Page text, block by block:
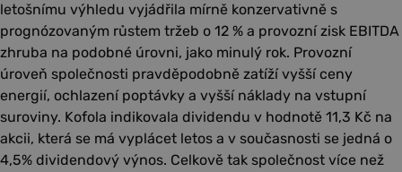
letošnímu výhledu vyjádřila mírně konzervativně s
prognózovaným růstem tržeb o 12 % a provozní zisk EBITDA
zhruba na podobné úrovni, jako minulý rok. Provozní
úroveň společnosti pravděpodobně zatíží vyšší ceny
energií, ochlazení poptávky a vyšší náklady na vstupní
suroviny. Kofola indikovala dividendu v hodnotě 11,3 Kč na
akcii, která se má vyplácet letos a v současnosti se jedná o
4,5% dividendový výnos. Celkově tak společnost více než